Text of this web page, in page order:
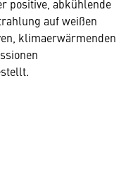
positive, abkühlende
auf weißen
klimaerwärmenden